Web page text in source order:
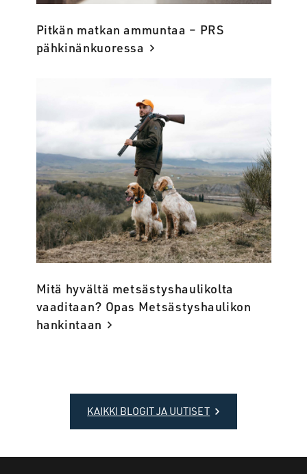
Pitkän matkan ammuntaa – PRS
pähkinänkuoressa
Mitä hyvältä metsästyshaulikolta
vaaditaan? Opas Metsästyshaulikon
hankintaan
KAIKKI BLOGIT JA UUTISET